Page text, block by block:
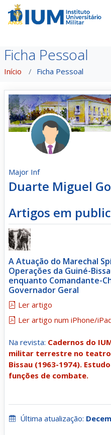
Ficha Pessoal
Início Ficha Pessoal
Major Inf
Duarte Miguel
Artigos em
A Atuação do Marechal
Operações da Guiné-
enquanto Comandante-
Governador Geral
Ler artigo
Ler artigo num iPhone/
Na revista: Cadernos do
militar terrestre no teatro
Bissau (1963-1974).
funções de combate.
Última atualização: